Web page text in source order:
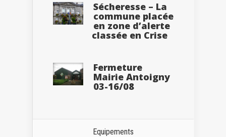
Sécheresse – La
commune placée
en zone d’alerte
classée en Crise
Fermeture
Mairie Antoigny
03-16/08
Equipements